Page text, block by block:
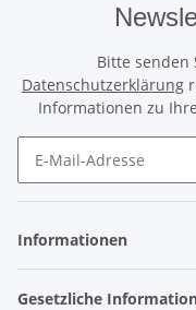
Bitte senden
Datenschutzerklärung
Informationen zu
Informationen
Gesetzliche